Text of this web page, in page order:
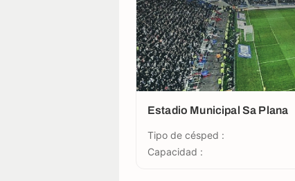
Estadio Municipal Sa Plana
Tipo de césped :
Capacidad :